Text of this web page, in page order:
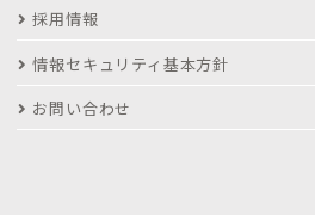
採用情報
情報セキュリティ基本方針
お問い合わせ